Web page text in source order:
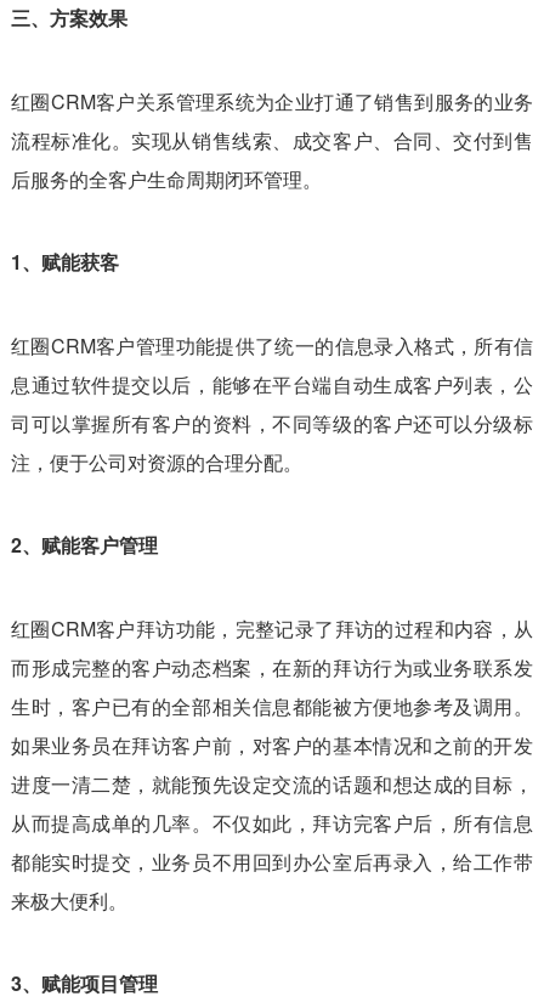
三、方案效果
红圈CRM客户关系管理系统为企业打通了销售到服务的业务
流程标准化。实现从销售线索、成交客户、合同、交付到售
后服务的全客户生命周期闭环管理。
1、赋能获客
红圈CRM客户管理功能提供了统一的信息录入格式，所有信
息通过软件提交以后，能够在平台端自动生成客户列表，公
司可以掌握所有客户的资料，不同等级的客户还可以分级标
注，便于公司对资源的合理分配。
2、赋能客户管理
红圈CRM客户拜访功能，完整记录了拜访的过程和内容，从
而形成完整的客户动态档案，在新的拜访行为或业务联系发
生时，客户已有的全部相关信息都能被方便地参考及调用。
如果业务员在拜访客户前，对客户的基本情况和之前的开发
进度一清二楚，就能预先设定交流的话题和想达成的目标，
从而提高成单的几率。不仅如此，拜访完客户后，所有信息
都能实时提交，业务员不用回到办公室后再录入，给工作带
来极大便利。
3、赋能项目管理